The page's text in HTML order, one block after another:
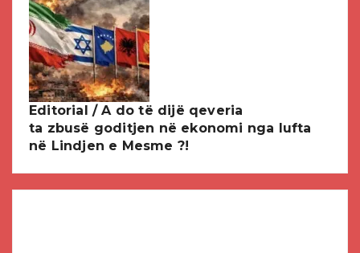
Editorial / A do të dijë qeveria
ta zbusë goditjen në ekonomi nga lufta
në Lindjen e Mesme ?!